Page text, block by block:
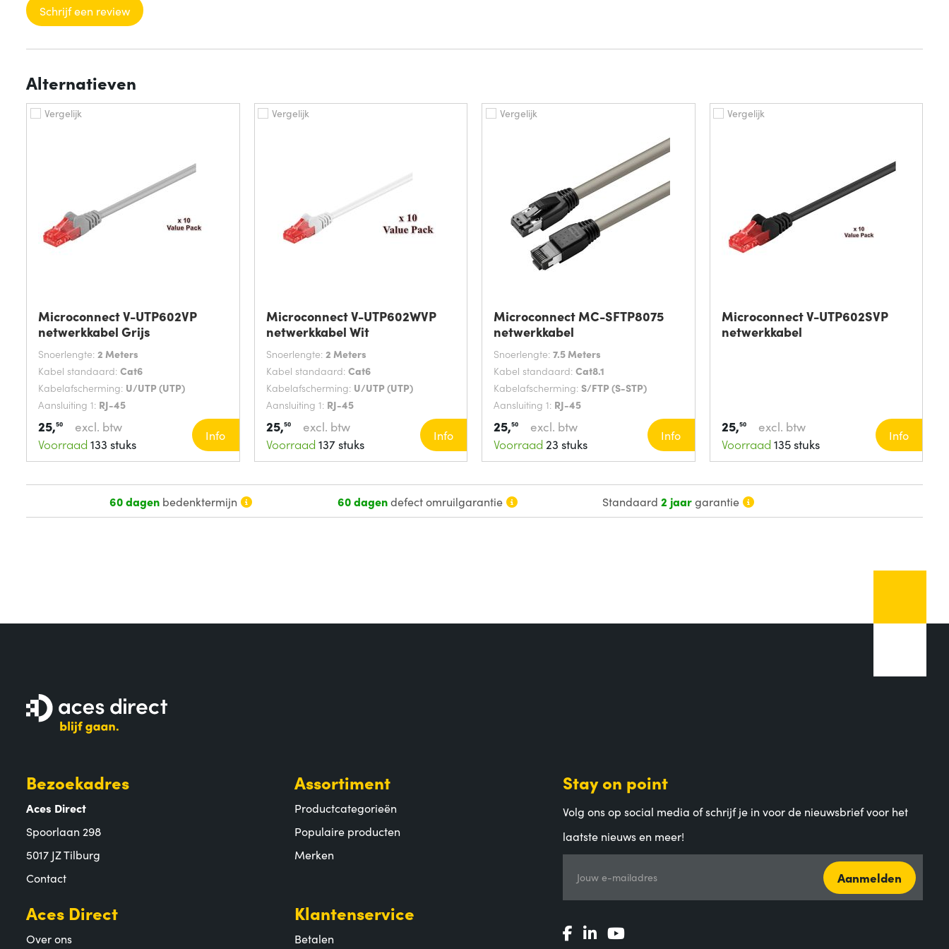
Schrijf een review
Alternatieven
Vergelijk
Microconnect V-UTP602VP
netwerkkabel Grijs
Snoerlengte: 2 Meters
Kabel standaard: Cat6
Kabelafscherming: U/UTP (UTP)
Aansluiting 1: RJ-45
25,50
excl. btw
Voorraad 133 stuks
Info
Vergelijk
Microconnect V-UTP602WVP
netwerkkabel Wit
Snoerlengte: 2 Meters
Kabel standaard: Cat6
Kabelafscherming: U/UTP (UTP)
Aansluiting 1: RJ-45
25,50
excl. btw
Voorraad 137 stuks
Info
Vergelijk
Microconnect MC-SFTP8075
netwerkkabel
Snoerlengte: 7.5 Meters
Kabel standaard: Cat8.1
Kabelafscherming: S/FTP (S-STP)
Aansluiting 1: RJ-45
25,50
excl. btw
Voorraad 23 stuks
Info
Vergelijk
Microconnect V-UTP602SVP
netwerkkabel
25,50
excl. btw
Voorraad 135 stuks
Info
60 dagenbedenktermijn 60 dagendefect omruilgarantie Standaard2 jaargarantie
Bezoekadres
Aces Direct
Spoorlaan 298
5017 JZ Tilburg
Contact
Assortiment
Productcategorieën
Populaire producten
Merken
Aces Direct
Over ons
Klantenservice
Betalen
Stay on point
Volg ons op social media of schrijf je in voor de nieuwsbrief voor het
laatste nieuws en meer!
Jouw e-mailadres Aanmelden